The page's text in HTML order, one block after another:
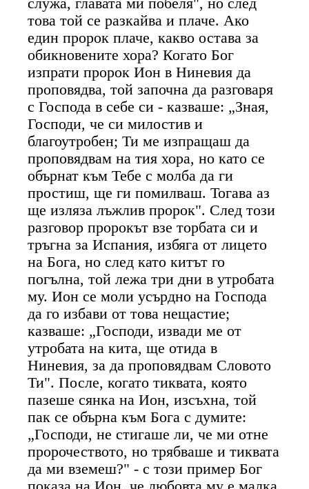
служа, главата ми побеля", но след
това той се разкайва и плаче. Ако
един пророк плаче, какво остава за
обикновените хора? Когато Бог
изпрати пророк Ион в Ниневия да
проповядва, той започна да разговаря
с Господа в себе си - казваше: „Зная,
Господи, че си милостив и
благоутробен; Ти ме изпращаш да
проповядвам на тия хора, но като се
обърнат към Тебе с молба да ги
простиш, ще ги помилваш. Тогава аз
ще изляза лъжлив пророк". След този
разговор пророкът взе торбата си и
тръгна за Испания, избяга от лицето
на Бога, но след като китът го
погълна, той лежа три дни в утробата
му. Ион се моли усърдно на Господа
да го избави от това нещастие;
казваше: „Господи, извади ме от
утробата на кита, ще отида в
Ниневия, за да проповядвам Словото
Ти". После, когато тиквата, която
пазеше сянка на Ион, изсъхна, той
пак се обърна към Бога с думите:
„Господи, не стигаше ли, че ми отне
пророчеството, но трябваше и тиквата
да ми вземеш?" - с този пример Бог